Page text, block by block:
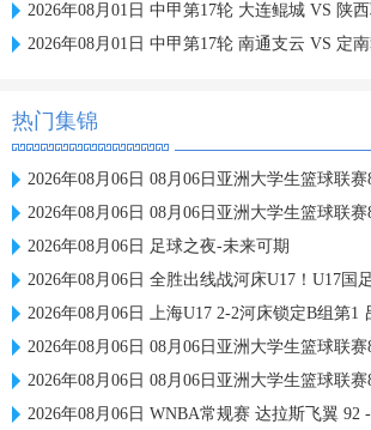
2026年08月01日 中甲第17轮 大连鲲城 VS 陕
2026年08月01日 中甲第17轮 南通支云 VS 定
热门集锦
2026年08月06日 08月06日亚洲大学生篮球联赛8强赛 清华大
2026年08月06日 08月06日亚洲大学生篮球联赛8强赛 早稻田大
2026年08月06日 足球之夜-未来可期
2026年08月06日 全胜出线战河床U17！U17国足2-1十人药厂
2026年08月06日 上海U17 2-2河床锁定B组第1 吕孟洋点射阿
2026年08月06日 08月06日亚洲大学生篮球联赛8强赛 北京大学
2026年08月06日 08月06日亚洲大学生篮球联赛8强赛 延世大
2026年08月06日 WNBA常规赛 达拉斯飞翼 92 - 96 华